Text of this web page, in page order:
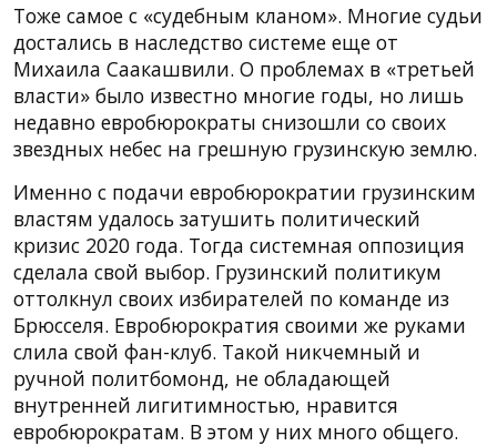
Тоже самое с «судебным кланом». Многие судьи
достались в наследство системе еще от
Михаила Саакашвили. О проблемах в «третьей
власти» было известно многие годы, но лишь
недавно евробюрократы снизошли со своих
звездных небес на грешную грузинскую землю.
Именно с подачи евробюрократии грузинским
властям удалось затушить политический
кризис 2020 года. Тогда системная оппозиция
сделала свой выбор. Грузинский политикум
оттолкнул своих избирателей по команде из
Брюсселя. Евробюрократия своими же руками
слила свой фан-клуб. Такой никчемный и
ручной политбомонд, не обладающей
внутренней лигитимностью, нравится
евробюрократам. В этом у них много общего.